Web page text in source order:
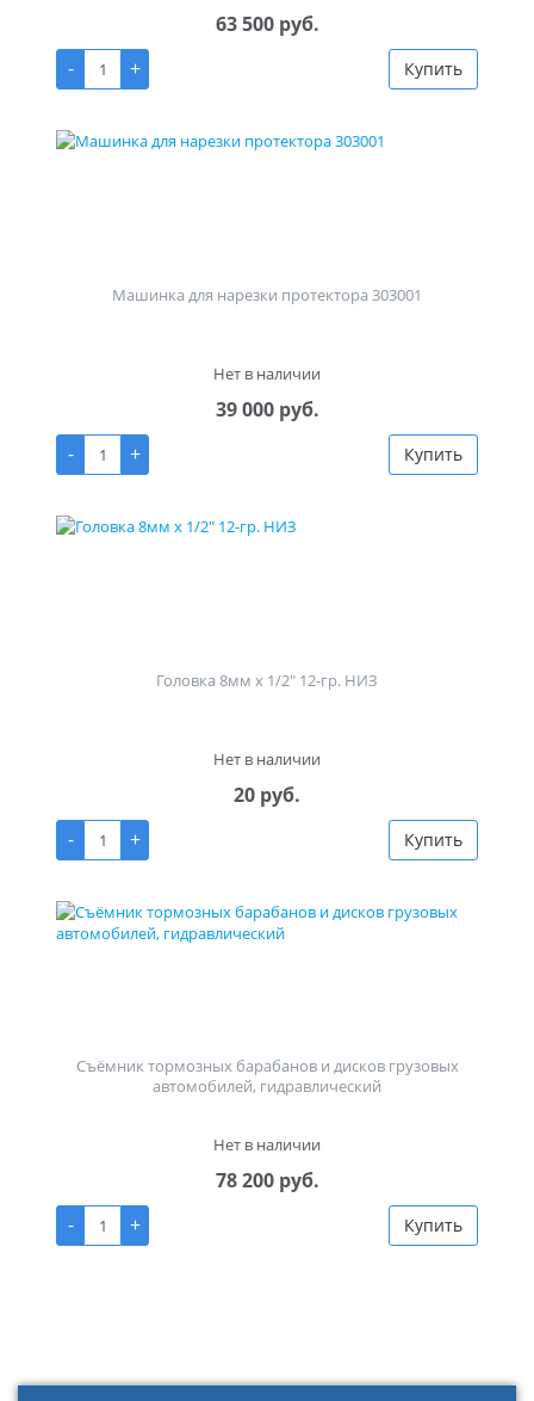
63 500 руб.
-
+ Купить
Машинка для нарезки протектора 303001
Нет в наличии
39 000 руб.
-
+ Купить
Головка 8мм х 1/2" 12-гр. НИЗ
Нет в наличии
20 руб.
-
+ Купить
Съёмник тормозных барабанов и дисков грузовых
автомобилей, гидравлический
Нет в наличии
78 200 руб.
-
+ Купить